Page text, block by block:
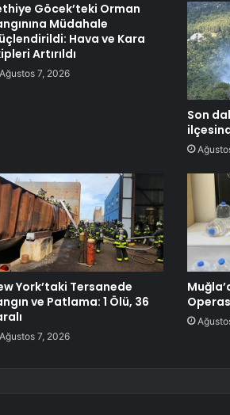
Göcek’teki Orman
Müdahale
Hava ve Kara
Artırıldı
Ağustos 7, 2026
Son
York’taki Tersanede
ve Patlama: 1 Ölü, 36
Ağustos 7, 2026